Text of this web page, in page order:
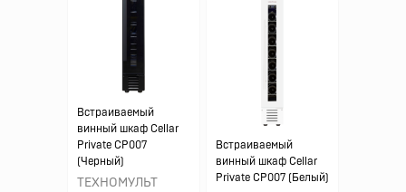
Встраиваемый
винный шкаф Cellar
Private CP007
(Черный)
ТЕХНОМУЛЬТ
Встраиваемый
винный шкаф Cellar
Private CP007 (Белый)